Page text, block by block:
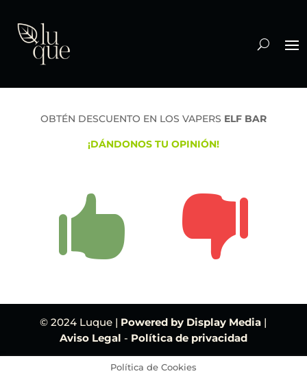
OBTÉN DESCUENTO EN LOS VAPERS ELF BAR
¡DÁNDONOS TU OPINIÓN!
 
© 2024 Luque | Powered by Display Media |
Aviso Legal - Política de privacidad
Política de Cookies